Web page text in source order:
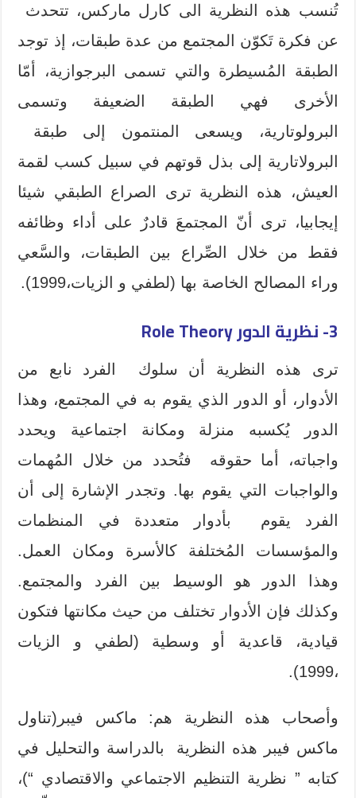
تُنسب هذه النظرية الى كارل ماركس، تتحدث
عن فكرة تَكوّن المجتمع من عدة طبقات، إذ توجد
الطبقة المُسيطرة والتي تسمى البرجوازية، أمّا
الأخرى فهي الطبقة الضعيفة وتسمى
البرولوتارية، ويسعى المنتمون إلى طبقة
البرولاتارية إلى بذل قوتهم في سبيل كسب لقمة
العيش، هذه النظرية ترى الصراع الطبقي شيئا
إيجابيا، ترى أنّ المجتمعَ قادرٌ على أداء وظائفه
فقط من خلال الصِّراع بين الطبقات، والسَّعي
وراء المصالح الخاصة بها (لطفي و الزيات،1999).
3- نظرية الدور Role Theory
ترى هذه النظرية أن سلوك الفرد نابع من
الأدوار، أو الدور الذي يقوم به في المجتمع، وهذا
الدور يُكسبه منزلة ومكانة اجتماعية ويحدد
واجباته، أما حقوقه فتُحدد من خلال المُهمات
والواجبات التي يقوم بها. وتجدر الإشارة إلى أن
الفرد يقوم بأدوار متعددة في المنظمات
والمؤسسات المُختلفة كالأسرة ومكان العمل.
وهذا الدور هو الوسيط بين الفرد والمجتمع.
وكذلك فإن الأدوار تختلف من حيث مكانتها فتكون
قيادية، قاعدية أو وسطية (لطفي و الزيات
،1999).
وأصحاب هذه النظرية هم: ماكس فيبر(تناول
ماكس فيبر هذه النظرية بالدراسة والتحليل في
كتابه ” نظرية التنظيم الاجتماعي والاقتصادي “)،